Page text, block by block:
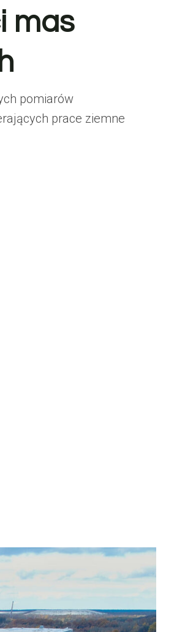
mas
pomiarów
prace ziemne